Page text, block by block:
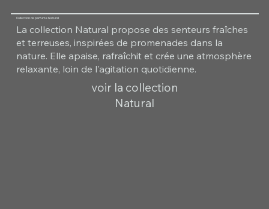
Collection de parfums Natural
La collection Natural propose des senteurs fraîches
et terreuses, inspirées de promenades dans la
nature. Elle apaise, rafraîchit et crée une atmosphère
relaxante, loin de l'agitation quotidienne.
voir la collection
Natural